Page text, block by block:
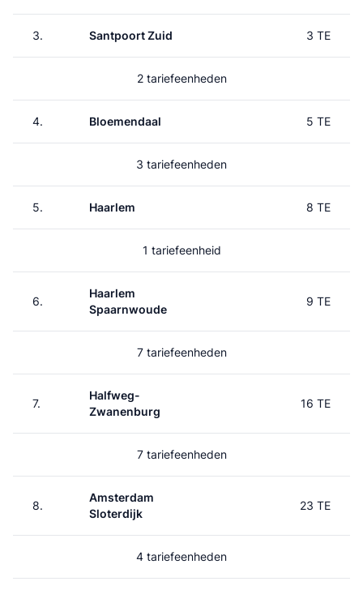
3. Santpoort Zuid 3 TE
2 tariefeenheden
4. Bloemendaal 5 TE
3 tariefeenheden
5. Haarlem 8 TE
1 tariefeenheid
6.
Haarlem
Spaarnwoude
9 TE
7 tariefeenheden
7.
Halfweg-
Zwanenburg
16 TE
7 tariefeenheden
8.
Amsterdam
Sloterdijk
23 TE
4 tariefeenheden